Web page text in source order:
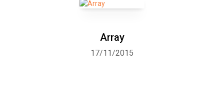
Array
17/11/2015